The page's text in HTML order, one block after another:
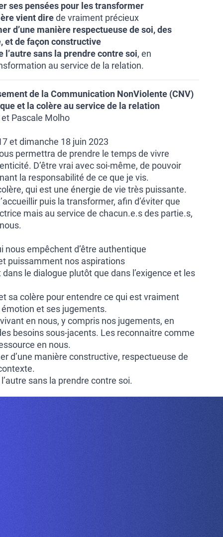
ses pensées pour les transformer
vient direde vraiment précieux
d’une manière respectueuse de soi, des
et de façon constructive
sans la prendre contre soi, en
au service de la relation.
de la Communication NonViolente (CNV)
et la colère au service de la relation
Pascale Molho
et dimanche 18 juin 2023
permettra de prendre le temps de vivre
D’être vrai avec soi-même, de pouvoir
la responsabilité de ce que je vis.
qui est une énergie de vie très puissante.
puis la transformer, afin d’éviter que
mais au service de chacun.e.s des partie.s,
nous empêchent d’être authentique
puissamment nos aspirations
le dialogue plutôt que dans l’exigence et les
sa colère pour entendre ce qui est vraiment
et ses jugements.
en nous, y compris nos jugements, en
besoins sous-jacents. Les reconnaitre comme
en nous.
d’une manière constructive, respectueuse de
sans la prendre contre soi.